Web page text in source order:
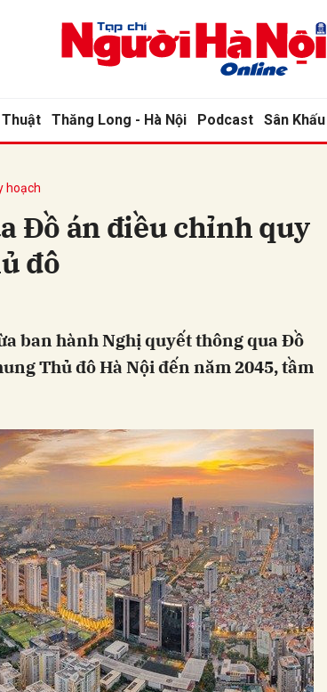
Thuật Thăng Long - Hà Nội Podcast Sân
hoạch
Đồ án điều chỉnh quy
đô
ban hành Nghị quyết thông qua Đồ
Thủ đô Hà Nội đến năm 2045, tầm